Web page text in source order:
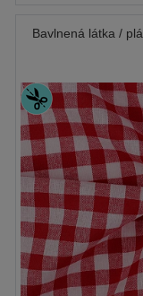
Bavlnená látka /